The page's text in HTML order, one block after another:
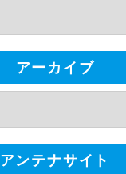
アーカイブ
アンテナサイト